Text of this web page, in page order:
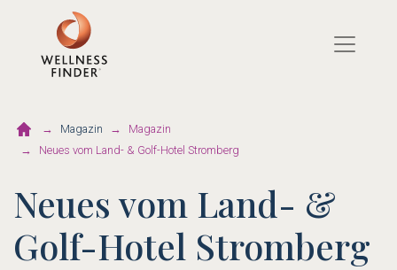
Magazin
Magazin
Neues vom Land- & Golf-Hotel Stromberg
Neues vom Land- &
Golf-Hotel Stromberg